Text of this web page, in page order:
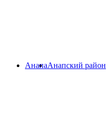
Анапский район
Анапа